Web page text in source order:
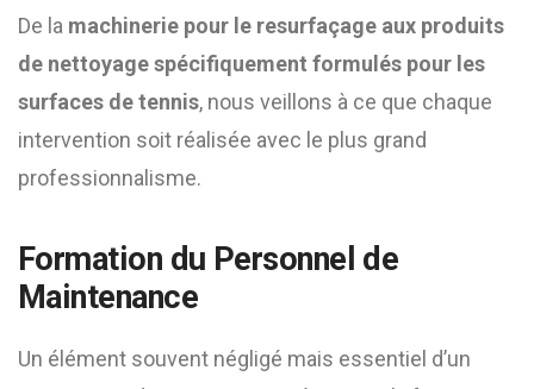
De la machinerie pour le resurfaçage aux produits
de nettoyage spécifiquement formulés pour les
surfaces de tennis, nous veillons à ce que chaque
intervention soit réalisée avec le plus grand
professionnalisme.
Formation du Personnel de
Maintenance
Un élément souvent négligé mais essentiel d’un